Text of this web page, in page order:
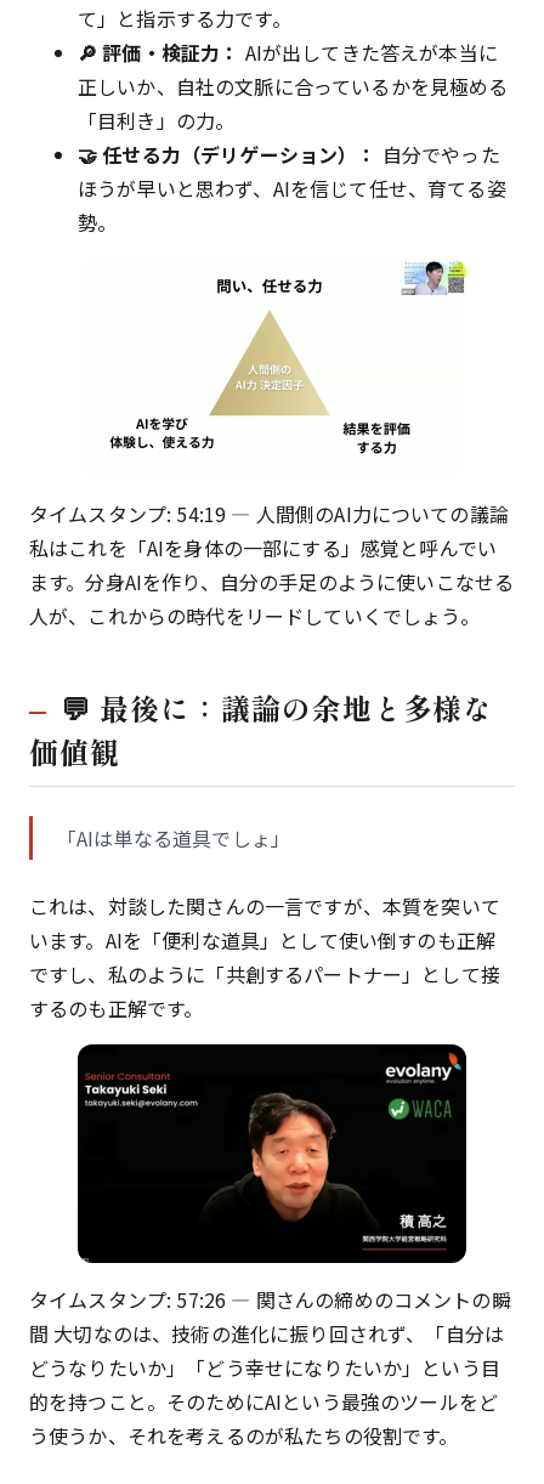
て」と指示する力です。
🔎 評価・検証力： AIが出してきた答えが本当に
正しいか、自社の文脈に合っているかを見極める
「目利き」の力。
🤝 任せる力（デリゲーション）： 自分でやった
ほうが早いと思わず、AIを信じて任せ、育てる姿
勢。
タイムスタンプ: 54:19 — 人間側のAI力についての議論
私はこれを「AIを身体の一部にする」感覚と呼んでい
ます。分身AIを作り、自分の手足のように使いこなせる
人が、これからの時代をリードしていくでしょう。
💬 最後に：議論の余地と多様な
価値観
「AIは単なる道具でしょ」
これは、対談した関さんの一言ですが、本質を突いて
います。AIを「便利な道具」として使い倒すのも正解
ですし、私のように「共創するパートナー」として接
するのも正解です。
タイムスタンプ: 57:26 — 関さんの締めのコメントの瞬
間 大切なのは、技術の進化に振り回されず、「自分は
どうなりたいか」「どう幸せになりたいか」という目
的を持つこと。そのためにAIという最強のツールをど
う使うか、それを考えるのが私たちの役割です。